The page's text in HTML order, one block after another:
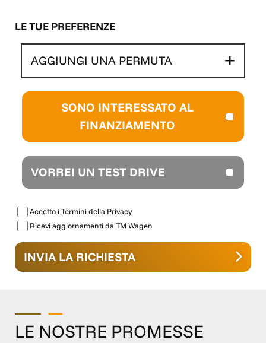
LE TUE PREFERENZE
AGGIUNGI UNA PERMUTA
SONO INTERESSATO AL
FINANZIAMENTO
VORREI UN TEST DRIVE
Accetto iTermini della Privacy
Ricevi aggiornamenti da TM Wagen
INVIA LA RICHIESTA
LE NOSTRE PROMESSE